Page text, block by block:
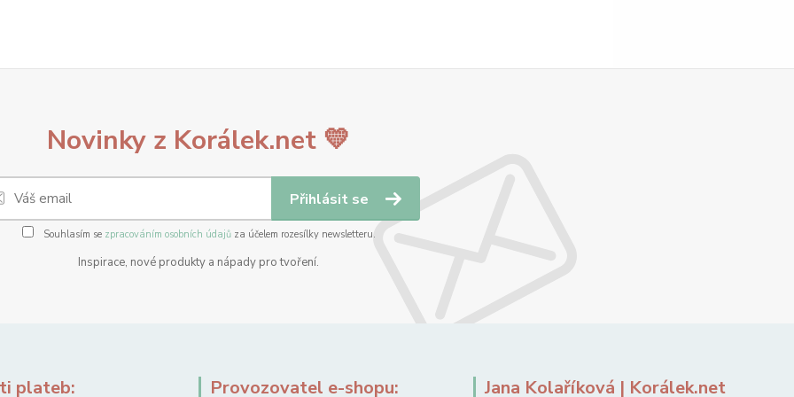
Novinky z Korálek.net 💛
Přihlásit se
Souhlasím se zpracováním osobních údajůza účelem rozesílky newsletteru.
Inspirace, nové produkty a nápady pro tvoření.
plateb: Provozovatel e-shopu: Jana Kolaříková | Korálek.net